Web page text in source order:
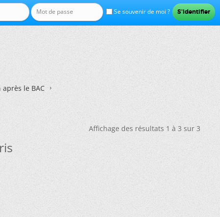
Se souvenir de moi ?
le BAC
Affichage des résultats 1 à 3 sur 3